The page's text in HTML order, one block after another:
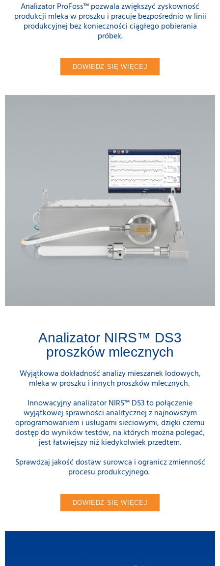
Analizator ProFoss™ pozwala zwiększyć zyskowność
produkcji mleka w proszku i pracuje bezpośrednio w linii
produkcyjnej bez konieczności ciągłego pobierania
próbek.
DOWIEDZ SIĘ WIĘCEJ
Analizator NIRS™ DS3
proszków mlecznych
Wyjątkowa dokładność analizy mieszanek lodowych,
mleka w proszku i innych proszków mlecznych.
Innowacyjny analizator NIRS™ DS3 to połączenie
wyjątkowej sprawności analitycznej z najnowszym
oprogramowaniem i usługami sieciowymi, dzięki czemu
dostęp do wyników testów, na których można polegać,
jest łatwiejszy niż kiedykolwiek przedtem.
Sprawdzaj jakość dostaw surowca i ogranicz zmienność
procesu produkcyjnego.
DOWIEDZ SIĘ WIĘCEJ